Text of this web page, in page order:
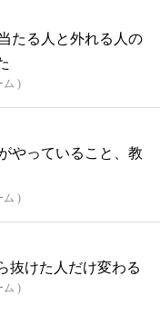
たる人と外れる人の
ム )
やっていること、教
ム )
抜けた人だけ変わる
ム )